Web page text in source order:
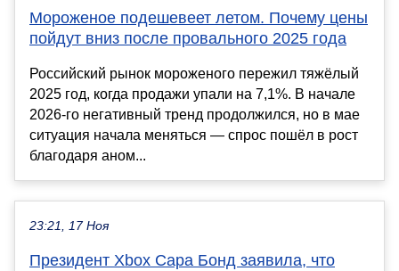
Мороженое подешевеет летом. Почему цены
пойдут вниз после провального 2025 года
Российский рынок мороженого пережил тяжёлый
2025 год, когда продажи упали на 7,1%. В начале
2026-го негативный тренд продолжился, но в мае
ситуация начала меняться — спрос пошёл в рост
благодаря аном...
23:21, 17 Ноя
Президент Xbox Сара Бонд заявила, что